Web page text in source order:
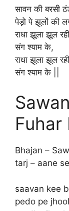
सावन की बरसी
पेड़ो पे झूलों की
राधा झूला झूल
संग श्याम के,
राधा झूला झूल
संग श्याम के ||
Fuhar
Bhajan​​ –
tarj – aane
saavan kee
pedo pe